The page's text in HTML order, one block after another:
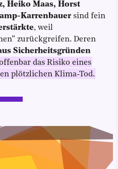
Heiko Maas, Horst
Karrenbauer sind fein
, weil
zurückgreifen. Deren
Sicherheitsgründen
das Risiko eines
plötzlichen Klima-Tod.